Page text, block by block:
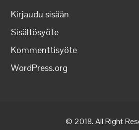
Kirjaudu sisään
Sisältösyöte
Kommenttisyöte
WordPress.org
© 2018. All Right